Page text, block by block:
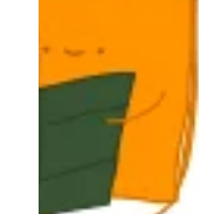
Assine
Taba na Escola